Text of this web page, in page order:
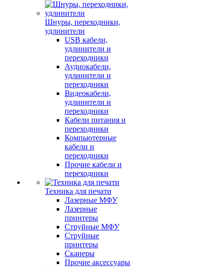
Шнуры, переходники,
удлинители
USB кабели,
удлинители и
переходники
Аудиокабели,
удлинители и
переходники
Видеокабели,
удлинители и
переходники
Кабели питания и
переходники
Компьютерные
кабели и
переходники
Прочие кабели и
переходники
Техника для печати
Лазерные МФУ
Лазерные
принтеры
Струйные МФУ
Струйные
принтеры
Сканеры
Прочие аксессуары